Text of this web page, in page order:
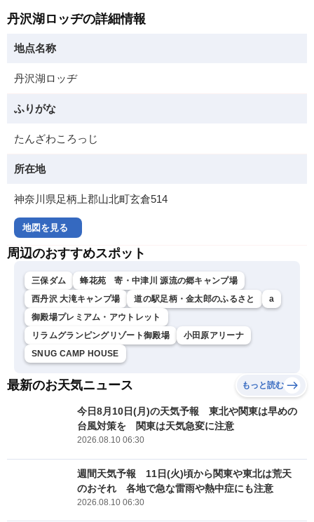
丹沢湖ロッヂの詳細情報
地点名称
丹沢湖ロッヂ
ふりがな
たんざわころっじ
所在地
神奈川県足柄上郡山北町玄倉514
地図を見る
周辺のおすすめスポット
三保ダム
蜂花苑 寄・中津川 源流の郷キャンプ場
西丹沢 大滝キャンプ場
道の駅足柄・金太郎のふるさと
a
御殿場プレミアム・アウトレット
リラムグランピングリゾート御殿場
小田原アリーナ
SNUG CAMP HOUSE
最新のお天気ニュース もっと読む
今日8月10日(月)の天気予報 東北や関東は早めの
台風対策を 関東は天気急変に注意
2026.08.10 06:30
週間天気予報 11日(火)頃から関東や東北は荒天
のおそれ 各地で急な雷雨や熱中症にも注意
2026.08.10 06:30